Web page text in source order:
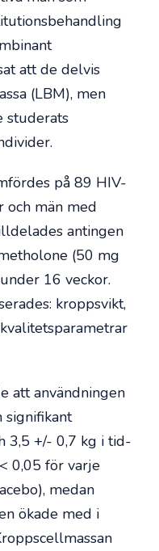
att de delvis
(LBM), men
studerats
på 89 HIV-
och män med
antingen
(50 mg
16 veckor.
kroppsvikt,
att användningen
3,5 +/- 0,7 kg i tid-
0,05 för varje
medan
ökade med i